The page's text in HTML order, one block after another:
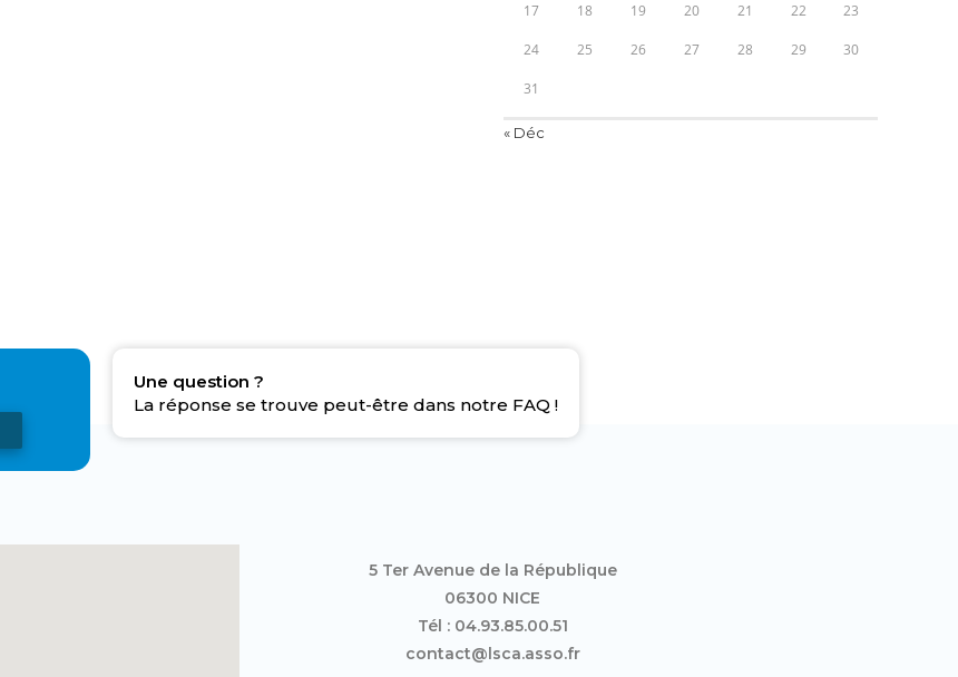
17 18 19 20 21 22 23
24 25 26 27 28 29 30
31
« Déc
Une question ?
La réponse se trouve peut-être dans notre FAQ !
5 Ter Avenue de la République
06300 NICE
Tél : 04.93.85.00.51
contact@lsca.asso.fr